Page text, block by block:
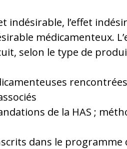
indésirable, l’effet
médicamenteux.
selon le type de
de la HAS ;
dans le programme